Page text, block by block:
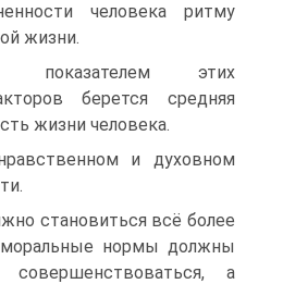
человека ритму
жизни.
показателем этих
берется средняя
жизни человека.
и духовном
становиться всё более
нормы должны
совершенствоваться, а